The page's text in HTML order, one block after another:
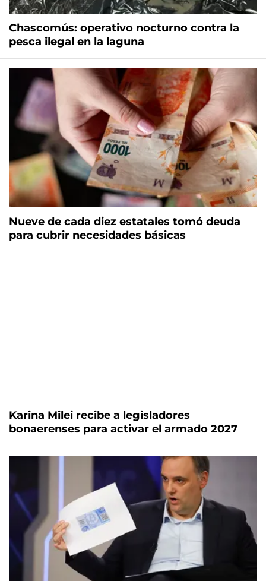
Chascomús: operativo nocturno contra la
pesca ilegal en la laguna
Nueve de cada diez estatales tomó deuda
para cubrir necesidades básicas
Karina Milei recibe a legisladores
bonaerenses para activar el armado 2027